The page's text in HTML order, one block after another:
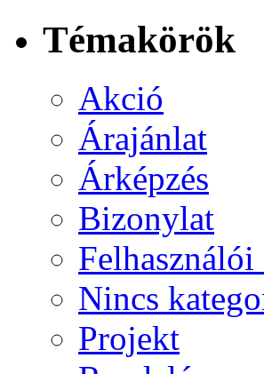
Témakörök
Akció
Árajánlat
Árképzés
Bizonylat
Nincs
Projekt